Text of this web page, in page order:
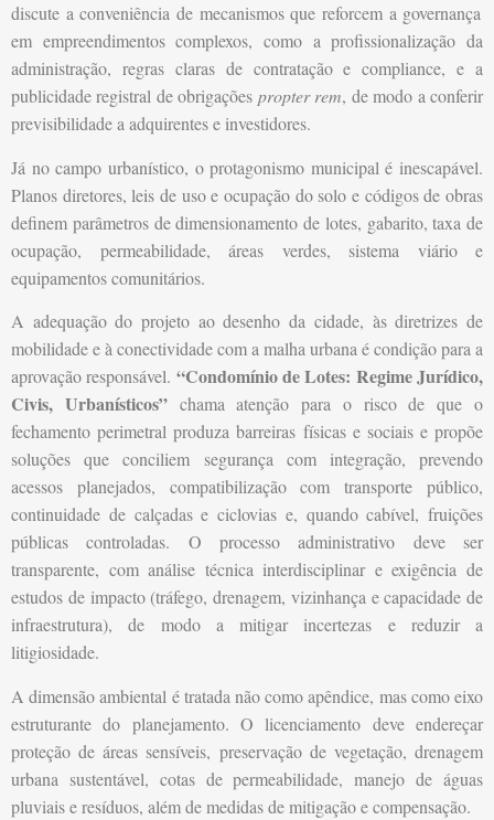
discute a conveniência de mecanismos que reforcem a governança
em empreendimentos complexos, como a profissionalização da
administração, regras claras de contratação e compliance, e a
publicidade registral de obrigações propter rem, de modo a conferir
previsibilidade a adquirentes e investidores.
Já no campo urbanístico, o protagonismo municipal é inescapável.
Planos diretores, leis de uso e ocupação do solo e códigos de obras
definem parâmetros de dimensionamento de lotes, gabarito, taxa de
ocupação, permeabilidade, áreas verdes, sistema viário e
equipamentos comunitários.
A adequação do projeto ao desenho da cidade, às diretrizes de
mobilidade e à conectividade com a malha urbana é condição para a
aprovação responsável. “Condomínio de Lotes: Regime Jurídico,
Civis, Urbanísticos” chama atenção para o risco de que o
fechamento perimetral produza barreiras físicas e sociais e propõe
soluções que conciliem segurança com integração, prevendo
acessos planejados, compatibilização com transporte público,
continuidade de calçadas e ciclovias e, quando cabível, fruições
públicas controladas. O processo administrativo deve ser
transparente, com análise técnica interdisciplinar e exigência de
estudos de impacto (tráfego, drenagem, vizinhança e capacidade de
infraestrutura), de modo a mitigar incertezas e reduzir a
litigiosidade.
A dimensão ambiental é tratada não como apêndice, mas como eixo
estruturante do planejamento. O licenciamento deve endereçar
proteção de áreas sensíveis, preservação de vegetação, drenagem
urbana sustentável, cotas de permeabilidade, manejo de águas
pluviais e resíduos, além de medidas de mitigação e compensação.